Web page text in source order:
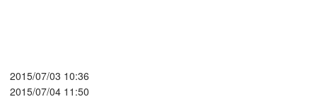
2015/07/03 10:36
2015/07/04 11:50